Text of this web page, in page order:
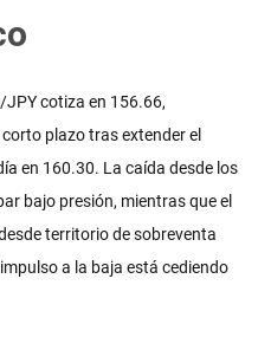
JPY cotiza en 156.66,
plazo tras extender el
en 160.30. La caída desde los
bajo presión, mientras que el
territorio de sobreventa
a la baja está cediendo